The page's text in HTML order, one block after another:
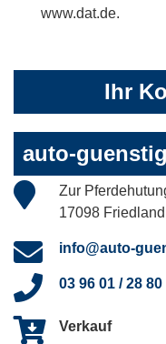
www.dat.de.
Ihr
auto-
Zur
17098
info@auto-
03 96 01 / 28 80
Verkauf